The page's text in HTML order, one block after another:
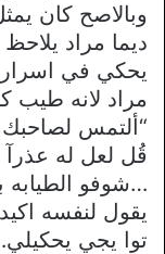
وبالاصح كان
ديما مراد
يحكي في
مراد لانه
“ألتمس
قُل لعل له عذرآ
…شوفو
يقول لنفسه
توا يجي